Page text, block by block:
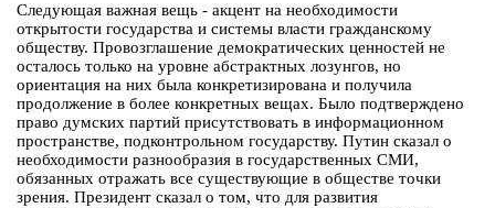
Следующая важная вещь - акцент на необходимости
открытости государства и системы власти гражданскому
обществу. Провозглашение демократических ценностей не
осталось только на уровне абстрактных лозунгов, но
ориентация на них была конкретизирована и получила
продолжение в более конкретных вещах. Было подтверждено
право думских партий присутствовать в информационном
пространстве, подконтрольном государству. Путин сказал о
необходимости разнообразия в государственных СМИ,
обязанных отражать все существующие в обществе точки
зрения. Президент сказал о том, что для развития